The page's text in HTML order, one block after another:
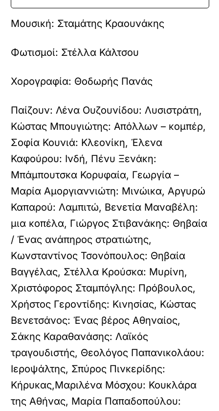
Μουσική: Σταμάτης Κραουνάκης
Φωτισμοί: Στέλλα Κάλτσου
Χορογραφία: Θοδωρής Πανάς
Παίζουν:Λένα Ουζουνίδου: Λυσιστράτη,
Κώστας Μπουγιώτης: Απόλλων – κομπέρ,
Σοφία Κουνιά: Κλεονίκη, Έλενα
Καφούρου: Ινδή, Πένυ Ξενάκη:
Μπάμπουτσκα Κορυφαία, Γεωργία –
Mαρία Αμοργιαννιώτη: Μινώικα, Αργυρώ
Καπαρού: Λαμπιτώ, Βενετία Μαναβέλη:
μια κοπέλα, Γιώργος Στιβανάκης: Θηβαία
/ Ένας ανάπηρος στρατιώτης,
Κωνσταντίνος Τσονόπουλος: Θηβαία
Βαγγέλας, Στέλλα Κρούσκα: Μυρίνη,
Χριστόφορος Σταμπόγλης: Πρόβουλος,
Χρήστος Γεροντίδης: Κινησίας, Κώστας
Βενετσάνος: Ένας βέρος Αθηναίος,
Σάκης Καραθανάσης: Λαϊκός
τραγουδιστής, Θεολόγος Παπανικολάου:
Ιεροψάλτης, Σπύρος Πινκερίδης:
Κήρυκας,Μαριλένα Μόσχου: Κουκλάρα
της Αθήνας, Μαρία Παπαδοπούλου: